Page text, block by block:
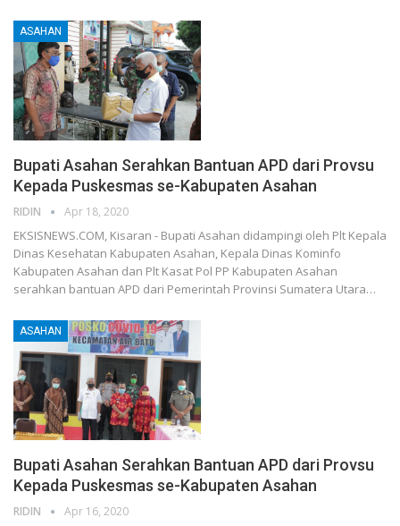
ASAHAN
Bupati Asahan Serahkan Bantuan APD dari Provsu
Kepada Puskesmas se-Kabupaten Asahan
RIDIN Apr 18, 2020
EKSISNEWS.COM, Kisaran - Bupati Asahan didampingi oleh Plt Kepala
Dinas Kesehatan Kabupaten Asahan, Kepala Dinas Kominfo
Kabupaten Asahan dan Plt Kasat Pol PP Kabupaten Asahan
serahkan bantuan APD dari Pemerintah Provinsi Sumatera Utara…
ASAHAN
Bupati Asahan Serahkan Bantuan APD dari Provsu
Kepada Puskesmas se-Kabupaten Asahan
RIDIN Apr 16, 2020